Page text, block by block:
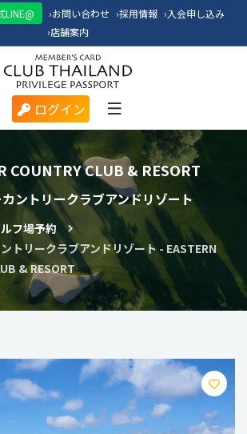
LINE@ ›お問い合わせ ›採用情報 ›入会申し込み
›店舗案内
ログイン
COUNTRY CLUB & RESORT
ントリークラブアンドリゾート
フ場予約
トリークラブアンドリゾート - EASTERN
& RESORT